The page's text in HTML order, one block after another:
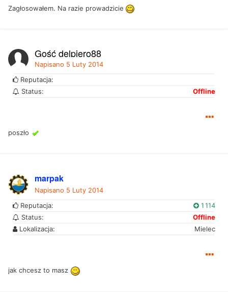
Zagłosowałem. Na razie prowadzicie
Gość delpiero88
Napisano 5 Luty 2014
Reputacja:
Status:
Offline
poszło
marpak
Napisano 5 Luty 2014
Reputacja:
1 114
Status:
Offline
Lokalizacja:
Mielec
jak chcesz to masz